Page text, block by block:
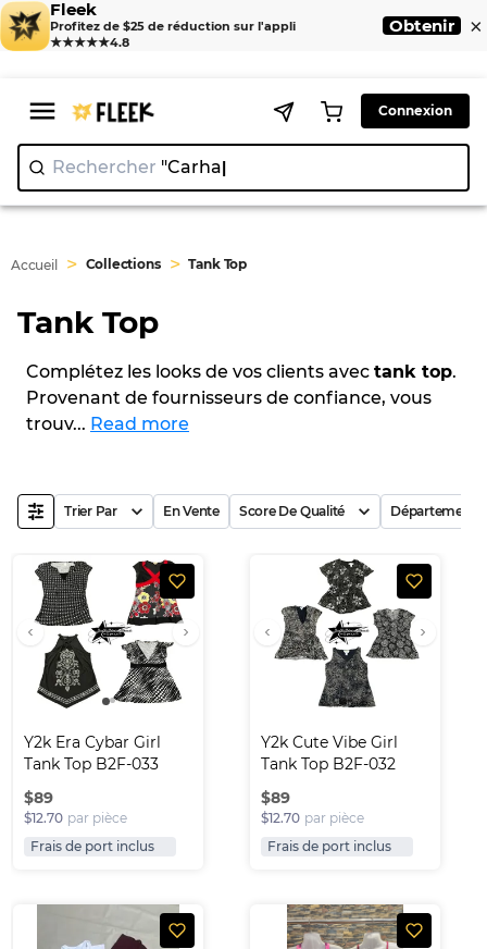
Fleek
Profitez de $25 de réduction sur l'appli
★★★★★4.8
Obtenir ×
Connexion
Rechercher "C
Accueil > Collections > Tank Top
Tank Top
Complétez les looks de vos clients avec tank top.
Provenant de fournisseurs de confiance, vous
trouv... Read more
Trier Par En Vente Score De Qualité Département
Y2k Era Cybar Girl
Tank Top B2F-033
$89
$12.70 par pièce
Frais de port inclus
Y2k Cute Vibe Girl
Tank Top B2F-032
$89
$12.70 par pièce
Frais de port inclus